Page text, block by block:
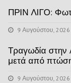
ΠΡΙΝ ΛΙΓΟ:
9 Αυγούστου, 2026
Τραγωδία στην
μετά από
9 Αυγούστου, 2026